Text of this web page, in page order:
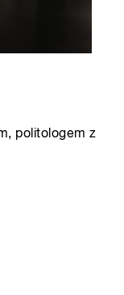
politologem z